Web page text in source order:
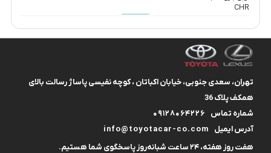
تهران، سعدی جنوبی، خیابان اکباتان ، کوچه نفیسی پاساژ رسالت بالای
همکف پلاک 36
شماره تماس
09128064226
آدرس ایمیل
info@toyotacar-co.com
هفت روز هفته، ۲۴ ساعت شبانه‌روز پاسخگوی شما هستیم.